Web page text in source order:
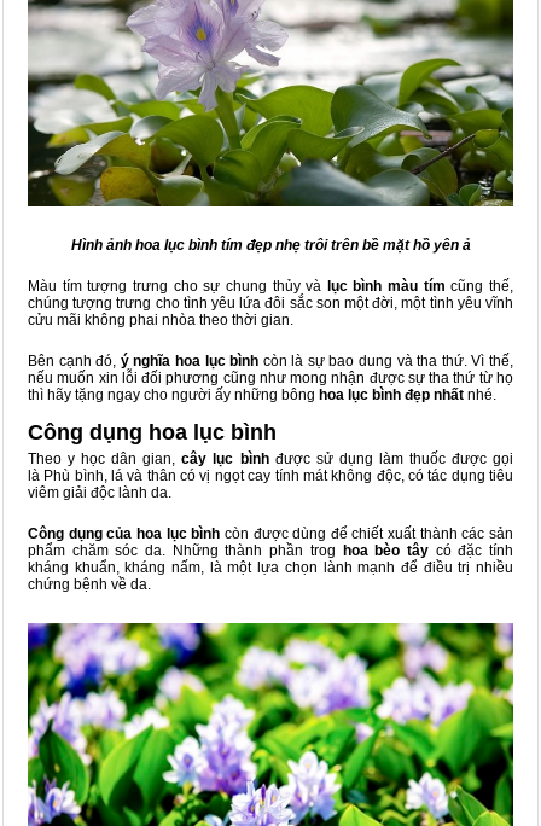
Hình ảnh hoa lục bình tím đẹp nhẹ trôi trên bề mặt hồ yên ả
Màu tím tượng trưng cho sự chung thủy và lục bình màu tím cũng thế,
chúng tượng trưng cho tình yêu lứa đôi sắc son một đời, một tình yêu vĩnh
cửu mãi không phai nhòa theo thời gian.
Bên cạnh đó, ý nghĩa hoa lục bình còn là sự bao dung và tha thứ. Vì thế,
nếu muốn xin lỗi đối phương cũng như mong nhận được sự tha thứ từ họ
thì hãy tặng ngay cho người ấy những bông hoa lục bình đẹp nhất nhé.
Công dụng hoa lục bình
Theo y học dân gian,cây lục bình được sử dụng làm thuốc được gọi
là Phù bình, lá và thân có vị ngọt cay tính mát không độc, có tác dụng tiêu
viêm giải độc lành da.
Công dụng của hoa lục bình còn được dùng để chiết xuất thành các sản
phẩm chăm sóc da. Những thành phần trog hoa bèo tây có đặc tính
kháng khuẩn, kháng nấm, là một lựa chọn lành mạnh để điều trị nhiều
chứng bệnh về da.